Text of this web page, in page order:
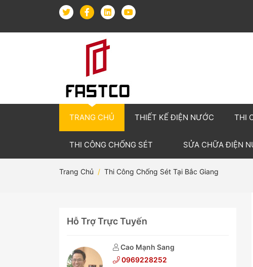
TRANG CHỦ THIẾT KẾ ĐIỆN NƯỚC THI
THI CÔNG CHỐNG SÉT SỬA CHỮA ĐIỆN
Trang Chủ Thi Công Chống Sét Tại Bắc Giang
Hỗ Trợ Trực Tuyến
Cao Mạnh Sang
0969228252